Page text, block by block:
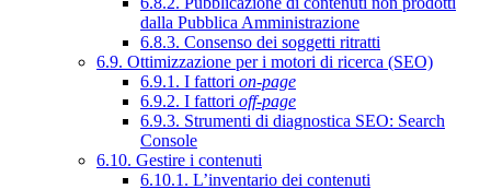
dalla Pubblica Amministrazione
6.8.3. Consenso dei soggetti ritratti
6.9. Ottimizzazione per i motori di ricerca (SEO)
6.9.1. I fattori on-page
6.9.2. I fattori off-page
6.9.3. Strumenti di diagnostica SEO: Search
Console
6.10. Gestire i contenuti
6.10.1. L’inventario dei contenuti